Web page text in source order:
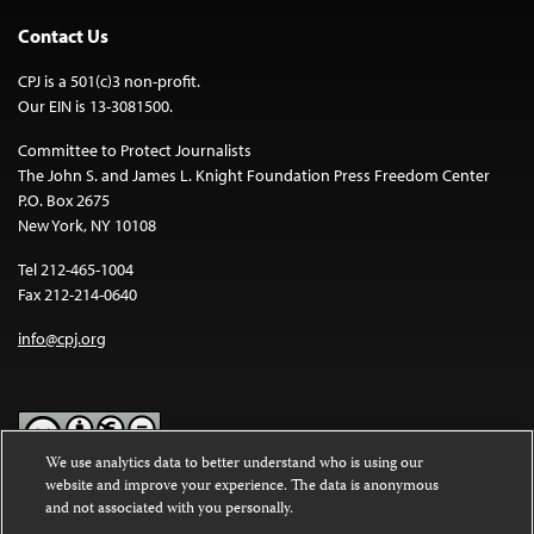
Contact Us
CPJ is a 501(c)3 non-profit.
Our EIN is 13-3081500.
Committee to Protect Journalists
The John S. and James L. Knight Foundation Press Freedom Center
P.O. Box 2675
New York, NY 10108
Tel 212-465-1004
Fax 212-214-0640
info@cpj.org
Except where noted, text on this website is licensed under a
Commons Attribution-NonCommercial-NoDerivatives 4.0
We use analytics data to better understand who is using our
website and improve your experience. The data is anonymous
and not associated with you personally.